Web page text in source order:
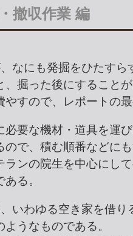
撤収作業 編
なにも発掘をひたすら
、掘った後にすること
すので、レポートの
必要な機材・道具を運
ので、積む順番などに
ランの院生を中心にし
る。
いわゆる空き家を借
うなものである。